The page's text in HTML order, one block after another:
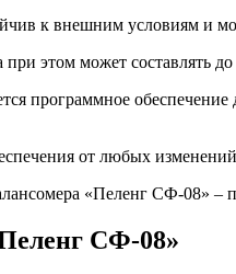
к внешним условиям и
этом может составлять до
программное
от любых
«Пеленг СФ-08» –
СФ-08»